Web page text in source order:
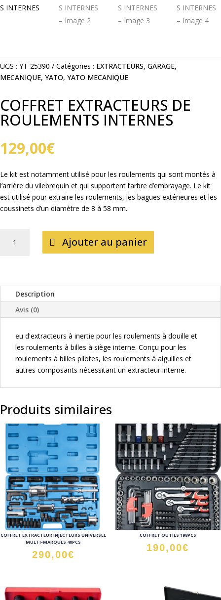
UGS : YT-25390 Catégories : EXTRACTEURS, GARAGE,
MECANIQUE, YATO, YATO MECANIQUE
COFFRET EXTRACTEURS DE
ROULEMENTS INTERNES
129,00€
Le kit est notamment utilisé pour les roulements qui sont montés à
l’arrière du vilebrequin et qui supportent l’arbre d’embrayage. Le kit
est utilisé pour extraire les roulements, les bagues extérieures et les
coussinets d’un diamètre de 8 à 58 mm.
ROULEMENTS
INTERNES
Ajouter au panier
Description
Avis (0)
eu d'extracteurs à inertie pour les roulements à douille et
les roulements à billes à siège interne. Conçu pour les
roulements à billes pilotes, les roulements à aiguilles et
autres composants nécessitant un extracteur interne.
Produits similaires
COFFRET EXTRACTEUR INJECTEURS UNIVERSEL
MULTI-MARQUES 40PCS
290,00€
COFFRET OUTILS 198PCS
190,00€